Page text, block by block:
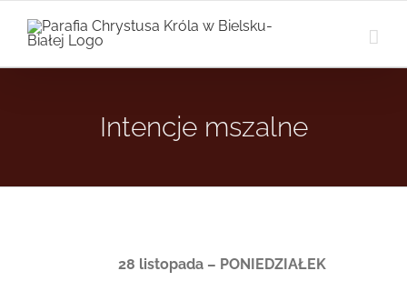
zawartości
Intencje mszalne
28 listopada – PONIEDZIAŁEK